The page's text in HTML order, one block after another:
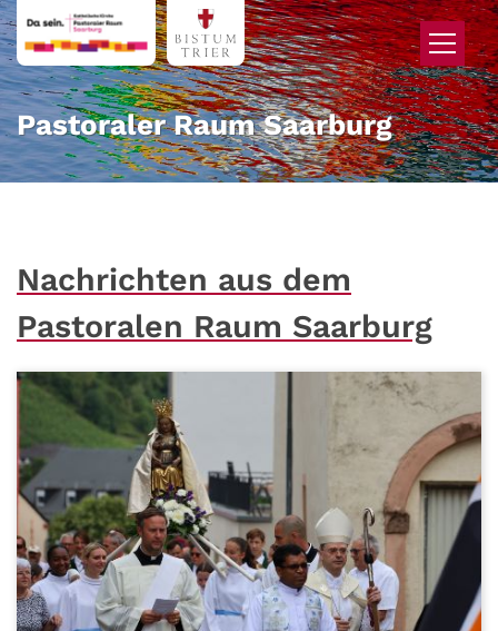
Zum Inhalt springen
Pastoraler Raum Saarburg
Nachrichten aus dem
Pastoralen Raum Saarburg